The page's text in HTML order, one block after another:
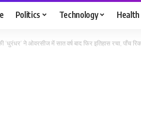
Politics Technology Health
‘धुरंधर’ ने ओवरसीज में सात वर्ष बाद फिर इतिहास रचा, पाँच